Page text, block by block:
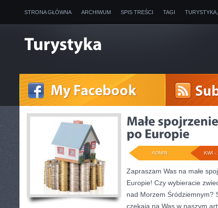
STRONA GŁÓWNA ARCHIWUM SPIS TREŚCI TAGI
KWI -
ADMIN
Zapraszam Was na małe
Europie! Czy wybieracie
nad Morzem Śródziemnym?
czekają na Was w naszym